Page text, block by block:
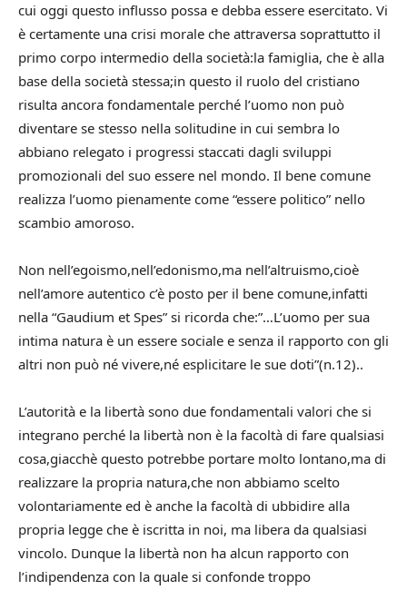
cui oggi questo influsso possa e debba essere esercitato. Vi
è certamente una crisi morale che attraversa soprattutto il
primo corpo intermedio della società:la famiglia, che è alla
base della società stessa;in questo il ruolo del cristiano
risulta ancora fondamentale perché l’uomo non può
diventare se stesso nella solitudine in cui sembra lo
abbiano relegato i progressi staccati dagli sviluppi
promozionali del suo essere nel mondo. Il bene comune
realizza l’uomo pienamente come “essere politico” nello
scambio amoroso.
Non nell’egoismo,nell’edonismo,ma nell’altruismo,cioè
nell’amore autentico c’è posto per il bene comune,infatti
nella “Gaudium et Spes” si ricorda che:”…L’uomo per sua
intima natura è un essere sociale e senza il rapporto con gli
altri non può né vivere,né esplicitare le sue doti”(n.12)..
L’autorità e la libertà sono due fondamentali valori che si
integrano perché la libertà non è la facoltà di fare qualsiasi
cosa,giacchè questo potrebbe portare molto lontano,ma di
realizzare la propria natura,che non abbiamo scelto
volontariamente ed è anche la facoltà di ubbidire alla
propria legge che è iscritta in noi, ma libera da qualsiasi
vincolo. Dunque la libertà non ha alcun rapporto con
l’indipendenza con la quale si confonde troppo